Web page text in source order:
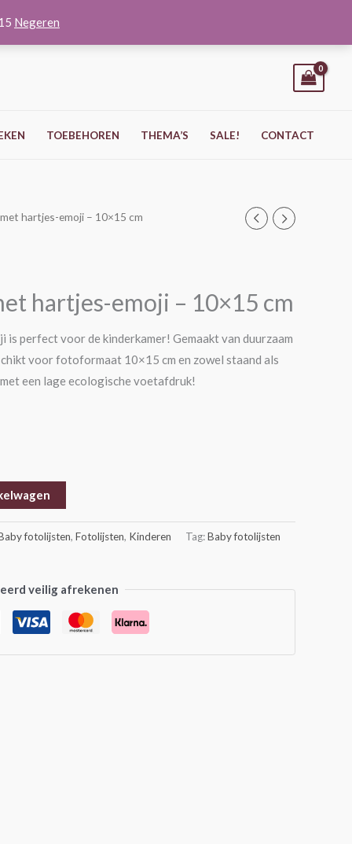
Negeren
TOEBEHOREN THEMA’S SALE! CONTACT
hartjes-emoji – 10×15 cm
hartjes-emoji – 10×15 cm
perfect voor de kinderkamer! Gemaakt van duurzaam
voor fotoformaat 10×15 cm en zowel staand als
een lage ecologische voetafdruk!
fotolijsten, Fotolijsten, Kinderen Tag:Baby fotolijsten
veilig afrekenen